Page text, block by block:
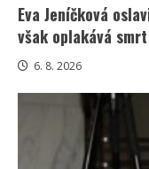
Eva Jeníčková
však oplakává
6. 8. 2026